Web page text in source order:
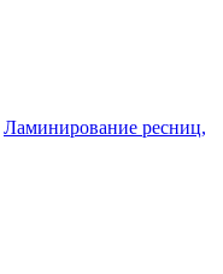
Ламинирование ресниц,